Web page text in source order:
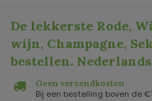
De lekkerste Rode,
wijn, Champagne,
bestellen.
Geen verzendkosten
Bij een bestelling boven de